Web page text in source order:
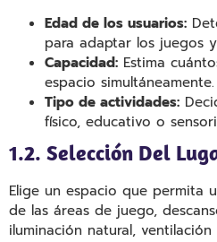
Edad de los usuarios:
para adaptar los juegos
Capacidad: Estima
espacio simultáneamente.
Tipo de actividades:
físico, educativo o
1.2. Selección Del
Elige un espacio que permita
de las áreas de juego,
iluminación natural,